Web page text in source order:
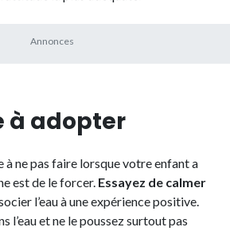
à adopter
à ne pas faire lorsque votre enfant a
est de le forcer. Essayez de calmer
l’eau à une expérience positive.
l’eau et ne le poussez surtout pas